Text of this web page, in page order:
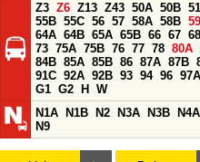
Z3 Z6 Z13 Z43 50A 50B
55B 55C 56 57 58A 58B 59
64A 64B 65A 65B 66 67 68
73 75A 75B 76 77 78 80A
84B 85A 85B 86 87A 87B
91C 92A 92B 93 94 96 97A
G1 G2 H
W
N1A
N1B N2 N3A N3B N4A
N9